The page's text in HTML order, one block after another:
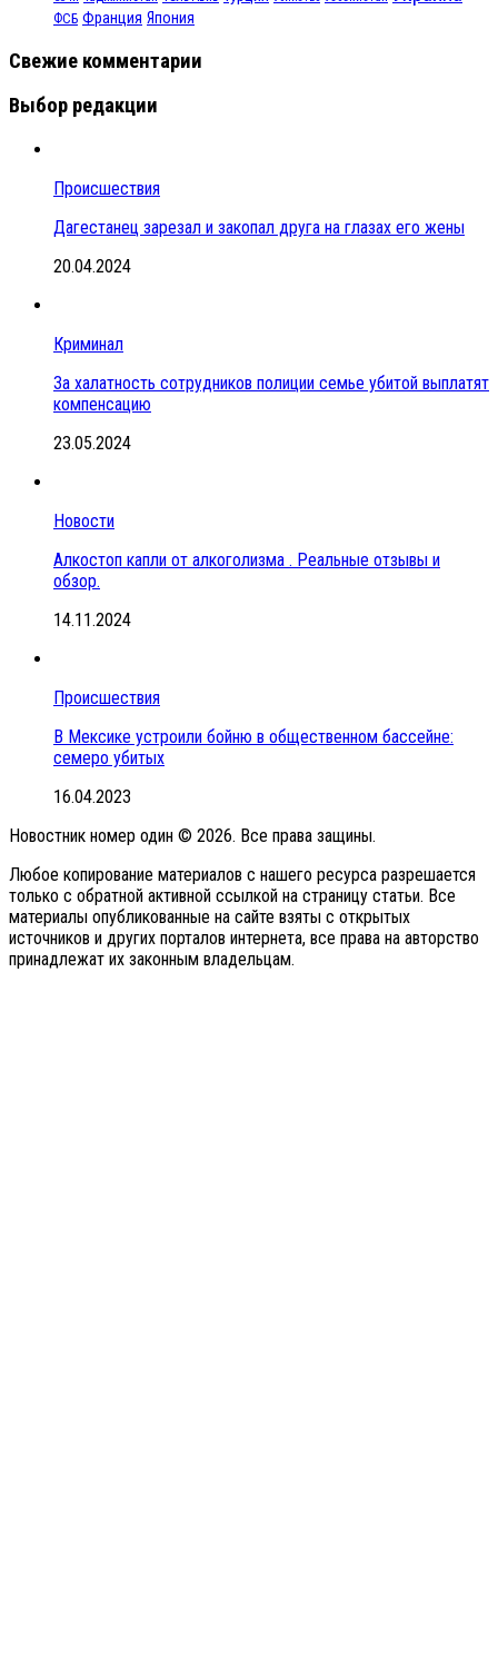
ФСБ Франция Япония
Свежие комментарии
Выбор редакции
Происшествия
Дагестанец зарезал и закопал друга на глазах его жены
20.04.2024
Криминал
За халатность сотрудников полиции семье убитой выплатят
компенсацию
23.05.2024
Новости
Алкостоп капли от алкоголизма . Реальные отзывы и
обзор.
14.11.2024
Происшествия
В Мексике устроили бойню в общественном бассейне:
семеро убитых
16.04.2023
Новостник номер один © 2026. Все права защины.
Любое копирование материалов с нашего ресурса разрешается
только с обратной активной ссылкой на страницу статьи. Все
материалы опубликованные на сайте взяты с открытых
источников и других порталов интернета, все права на авторство
принадлежат их законным владельцам.